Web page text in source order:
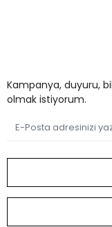
Kampanya, duyuru,
olmak istiyorum.